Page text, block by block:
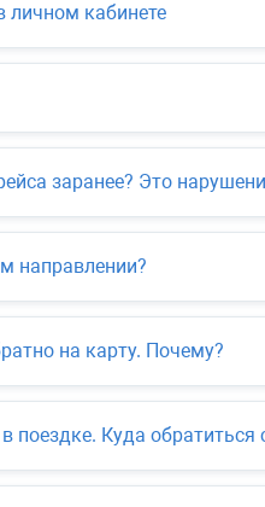
личном кабинете
заранее? Это
направлении?
на карту. Почему?
поездке. Куда обратиться